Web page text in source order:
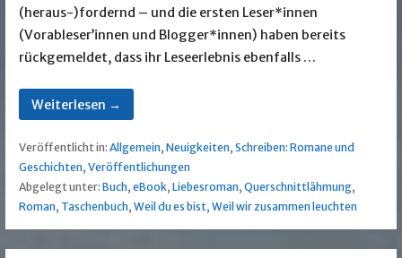
(heraus-)fordernd – und die ersten Leser*innen
(Vorableser’innen und Blogger*innen) haben bereits
rückgemeldet, dass ihr Leseerlebnis ebenfalls …
Weiterlesen →
Veröffentlicht in: Allgemein, Neuigkeiten, Schreiben: Romane und
Geschichten, Veröffentlichungen
Abgelegt unter: Buch, eBook, Liebesroman, Querschnittlähmung,
Roman, Taschenbuch, Weil du es bist, Weil wir zusammen leuchten